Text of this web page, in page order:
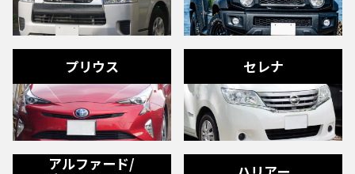
プリウス セレナ
アルファード/